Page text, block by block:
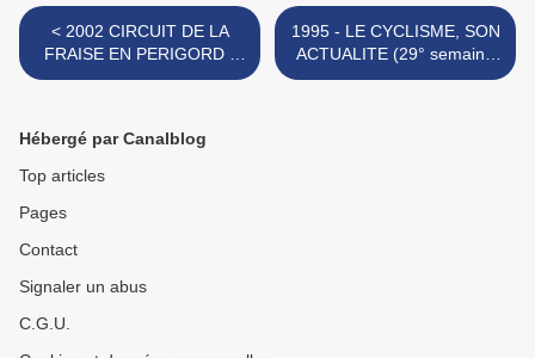
< 2002 CIRCUIT DE LA
FRAISE EN PERIGORD -
REPORTAGE
1995 - LE CYCLISME, SON
ACTUALITE (29° semaine
de la saison) >
Hébergé par Canalblog
Top articles
Pages
Contact
Signaler un abus
C.G.U.